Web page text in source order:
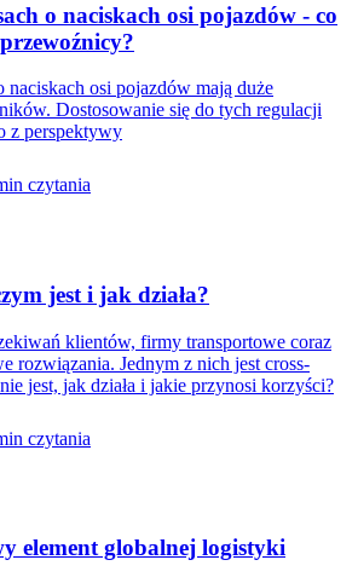
o naciskach osi pojazdów - co
naciskach osi pojazdów mają duże
Dostosowanie się do tych regulacji
z perspektywy
czytania
jest i jak działa?
klientów, firmy transportowe coraz
rozwiązania. Jednym z nich jest cross-
jest, jak działa i jakie przynosi korzyści?
czytania
element globalnej logistyki